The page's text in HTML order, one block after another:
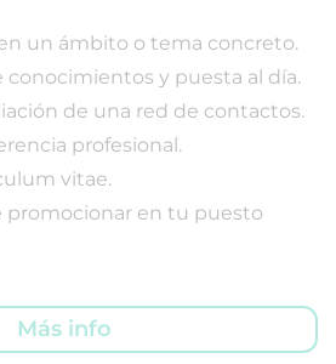
un ámbito o tema concreto.
conocimientos y puesta al día.
de una red de contactos.
profesional.
vitae.
promocionar en tu puesto
Más info